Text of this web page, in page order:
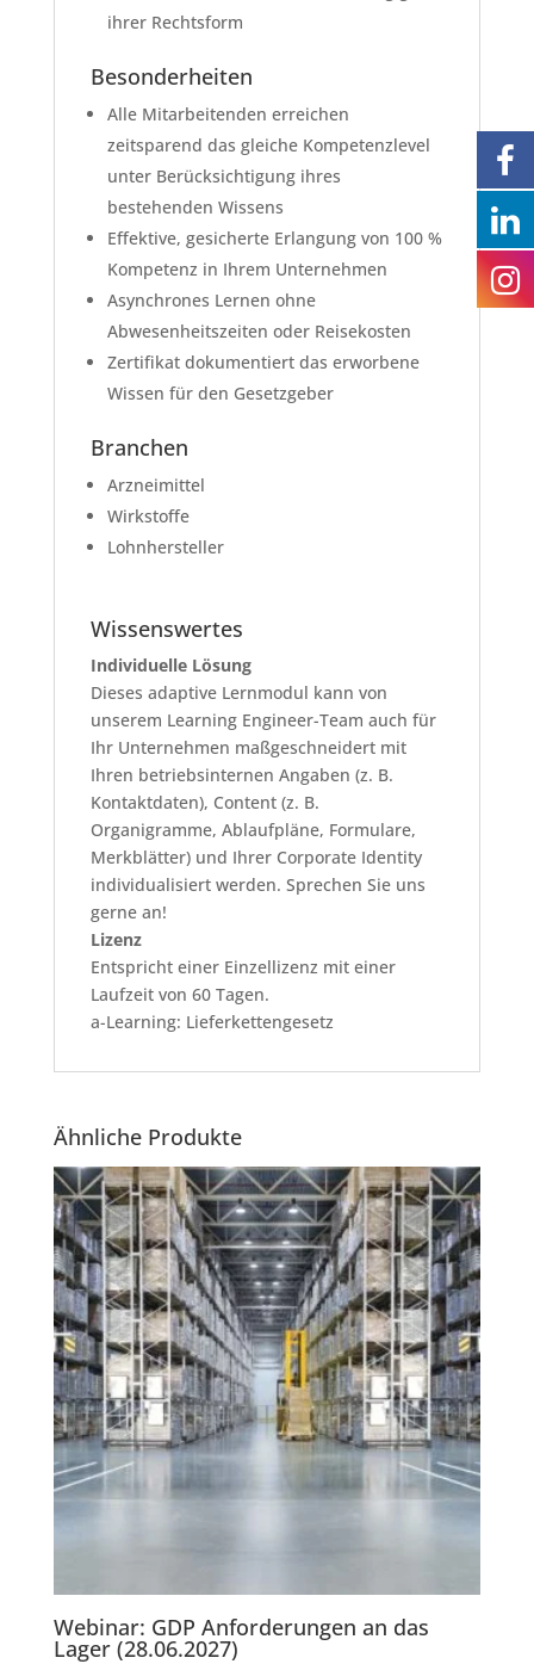
ihrer Rechtsform
Besonderheiten
Alle Mitarbeitenden erreichen
zeitsparend das gleiche Kompetenzlevel
unter Berücksichtigung ihres
bestehenden Wissens
Effektive, gesicherte Erlangung von 100 %
Kompetenz in Ihrem Unternehmen
Asynchrones Lernen ohne
Abwesenheitszeiten oder Reisekosten
Zertifikat dokumentiert das erworbene
Wissen für den Gesetzgeber
Branchen
Arzneimittel
Wirkstoffe
Lohnhersteller
Wissenswertes
Individuelle Lösung
Dieses adaptive Lernmodul kann von
unserem Learning Engineer-Team auch für
Ihr Unternehmen maßgeschneidert mit
Ihren betriebsinternen Angaben (z. B.
Kontaktdaten), Content (z. B.
Organigramme, Ablaufpläne, Formulare,
Merkblätter) und Ihrer Corporate Identity
individualisiert werden. Sprechen Sie uns
gerne an!
Lizenz
Entspricht einer Einzellizenz mit einer
Laufzeit von 60 Tagen.
a-Learning: Lieferkettengesetz
Ähnliche Produkte
Webinar: GDP Anforderungen an das
Lager (28.06.2027)